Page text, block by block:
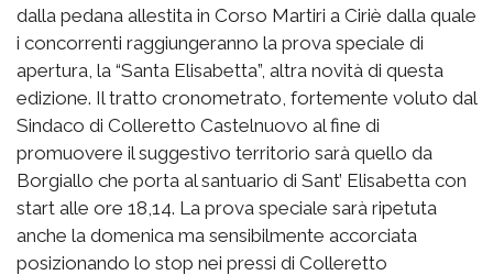
dalla pedana allestita in Corso Martiri a Ciriè dalla quale
i concorrenti raggiungeranno la prova speciale di
apertura, la “Santa Elisabetta”, altra novità di questa
edizione. Il tratto cronometrato, fortemente voluto dal
Sindaco di Colleretto Castelnuovo al fine di
promuovere il suggestivo territorio sarà quello da
Borgiallo che porta al santuario di Sant’ Elisabetta con
start alle ore 18,14. La prova speciale sarà ripetuta
anche la domenica ma sensibilmente accorciata
posizionando lo stop nei pressi di Colleretto